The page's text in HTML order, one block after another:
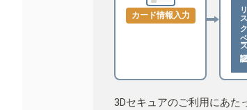
カード情報入力 リスクベース認証
3Dセキュアのご利用にあた